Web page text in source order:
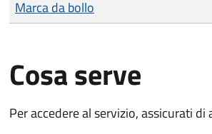
Marca da bollo
Cosa serve
Per accedere al servizio, assicurati di